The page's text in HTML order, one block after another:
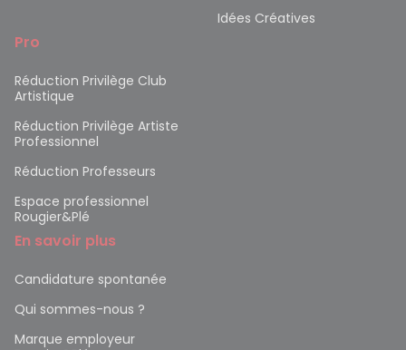
Idées Créatives
Pro
Réduction Privilège Club
Artistique
Réduction Privilège Artiste
Professionnel
Réduction Professeurs
Espace professionnel
Rougier&Plé
En savoir plus
Candidature spontanée
Qui sommes-nous ?
Marque employeur